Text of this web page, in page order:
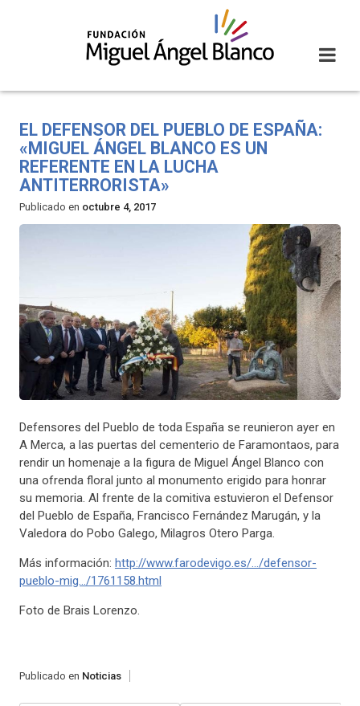
EL DEFENSOR DEL PUEBLO DE ESPAÑA:
«MIGUEL ÁNGEL BLANCO ES UN
REFERENTE EN LA LUCHA
ANTITERRORISTA»
Publicado en octubre 4, 2017
Defensores del Pueblo de toda España se reunieron ayer en
A Merca, a las puertas del cementerio de Faramontaos, para
rendir un homenaje a la figura de Miguel Ángel Blanco con
una ofrenda floral junto al monumento erigido para honrar
su memoria. Al frente de la comitiva estuvieron el Defensor
del Pueblo de España, Francisco Fernández Marugán, y la
Valedora do Pobo Galego, Milagros Otero Parga.
Más información: http://www.farodevigo.es/…/defensor-
pueblo-mig…/1761158.html
Foto de Brais Lorenzo.
Publicado en Noticias